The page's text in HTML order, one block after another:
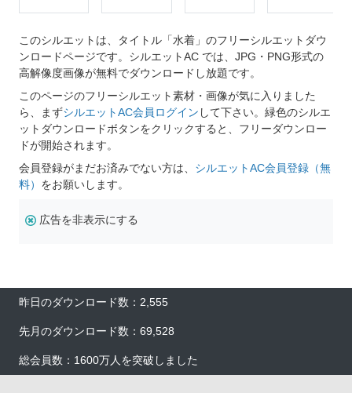
このシルエットは、タイトル「水着」のフリーシルエットダウ
ンロードページです。シルエットAC では、JPG・PNG形式の
高解像度画像が無料でダウンロードし放題です。
このページのフリーシルエット素材・画像が気に入りました
ら、まずシルエットAC会員ログイン して下さい。緑色のシルエ
ットダウンロードボタンをクリックすると、フリーダウンロー
ドが開始されます。
会員登録がまだお済みでない方は、 シルエットAC会員登録（無
料） をお願いします。
広告を非表示にする
昨日のダウンロード数：2,555
先月のダウンロード数：69,528
総会員数：1600万人を突破しました